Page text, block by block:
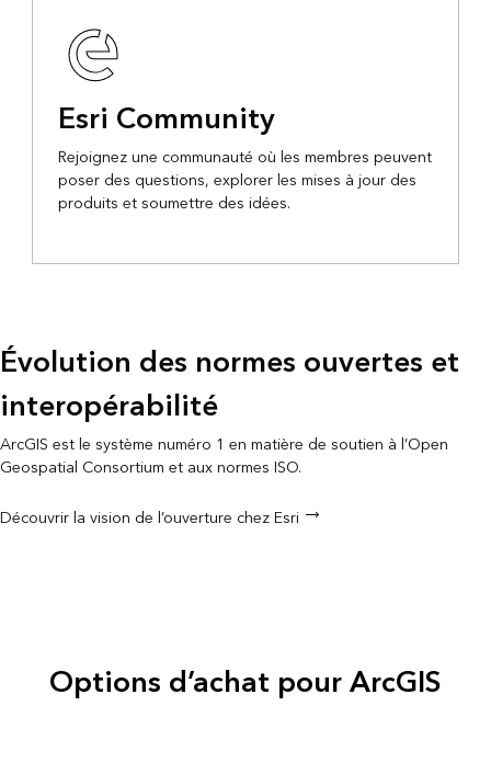
Esri Community
Rejoignez une communauté où les membres peuvent
poser des questions, explorer les mises à jour des
produits et soumettre des idées.
Évolution des normes ouvertes et
interopérabilité
ArcGIS est le système numéro 1 en matière de soutien à l’Open
Geospatial Consortium et aux normes ISO.
Découvrir la vision de l’ouverture chez Esri
Options d’achat pour ArcGIS